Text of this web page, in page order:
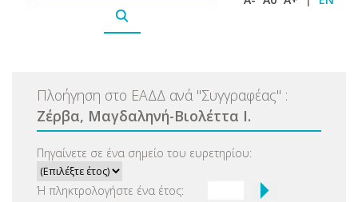
Πλοήγηση στο ΕΑΔΔ ανά "Συγγραφέας" :
Ζέρβα, Μαγδαληνή-Βιολέττα Ι.
Πηγαίνετε σε ένα σημείο του ευρετηρίου:
Ή πληκτρολογήστε ένα έτος: